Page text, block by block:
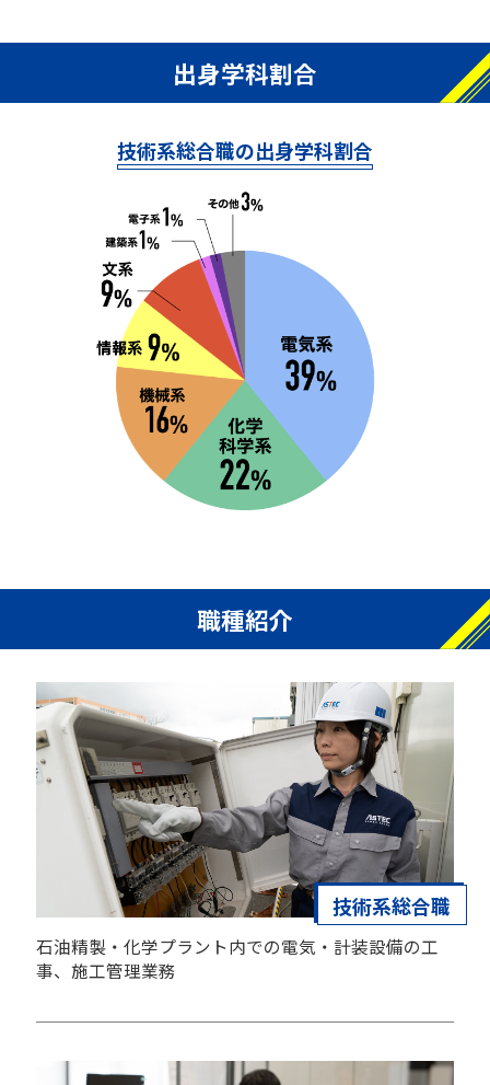
出身学科割合
技術系総合職の出身学科割合
職種紹介
技術系総合職
石油精製・化学プラント内での電気・計装設備の工
事、施工管理業務